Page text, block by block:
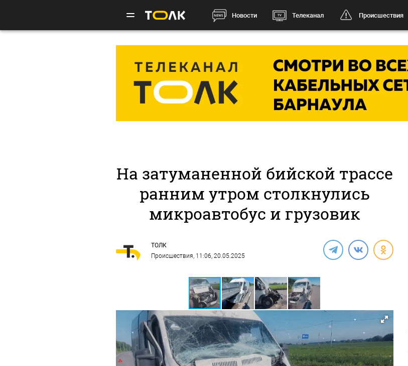
Новости Телеканал Происшествия
На затуманенной бийской трассе
ранним утром столкнулись
микроавтобус и грузовик
ТОЛК
Происшествия, 11:06, 20.05.2025